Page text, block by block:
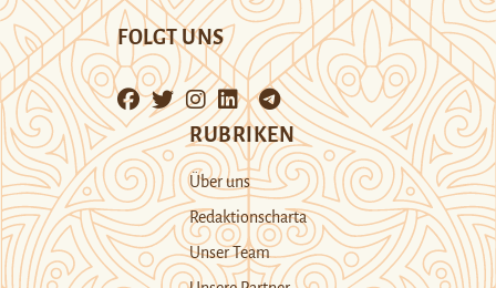
FOLGT UNS
RUBRIKEN
Über uns
Redaktionscharta
Unser Team